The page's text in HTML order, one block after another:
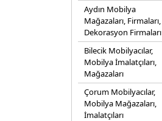
Aydın Mobilya
Mağazaları, Firmaları,
Dekorasyon Firmaları
Bilecik Mobilyacılar,
Mobilya İmalatçıları,
Mağazaları
Çorum Mobilyacılar,
Mobilya Mağazaları,
İmalatçıları